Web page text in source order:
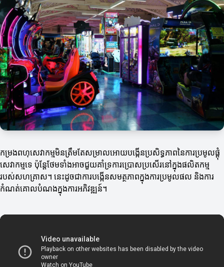
កម្រងពហុសេវាកម្មមិនត្រឹមតែសម្រាលអោយបង្កើនប្រសិទ្ធភាពនៃការប្រមូលផ្តុំ
សេវាកម្មទេ ប៉ុន្តែថែមទាំងអាចជួយគាំទ្រការប្រោសប្រសើរនៅក្នុងផលិតកម្ម
របស់សហគ្រាស។ នេះដូចជាការបង្កើនសមត្ថភាពក្នុងការប្រមូលផល និងការ
កំណត់គោលបំណងក្នុងការអភិវឌ្ឍន៍។